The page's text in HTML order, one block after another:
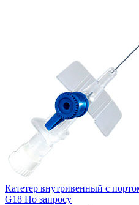
Катетер внутривенный с
G18 По запросу